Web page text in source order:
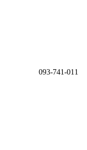
093-741-011